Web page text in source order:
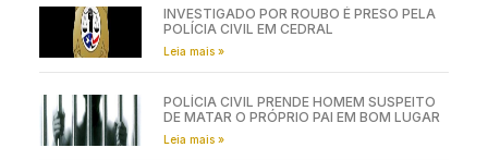
INVESTIGADO POR ROUBO É PRESO PELA
POLÍCIA CIVIL EM CEDRAL
Leia mais »
POLÍCIA CIVIL PRENDE HOMEM SUSPEITO
DE MATAR O PRÓPRIO PAI EM BOM LUGAR
Leia mais »